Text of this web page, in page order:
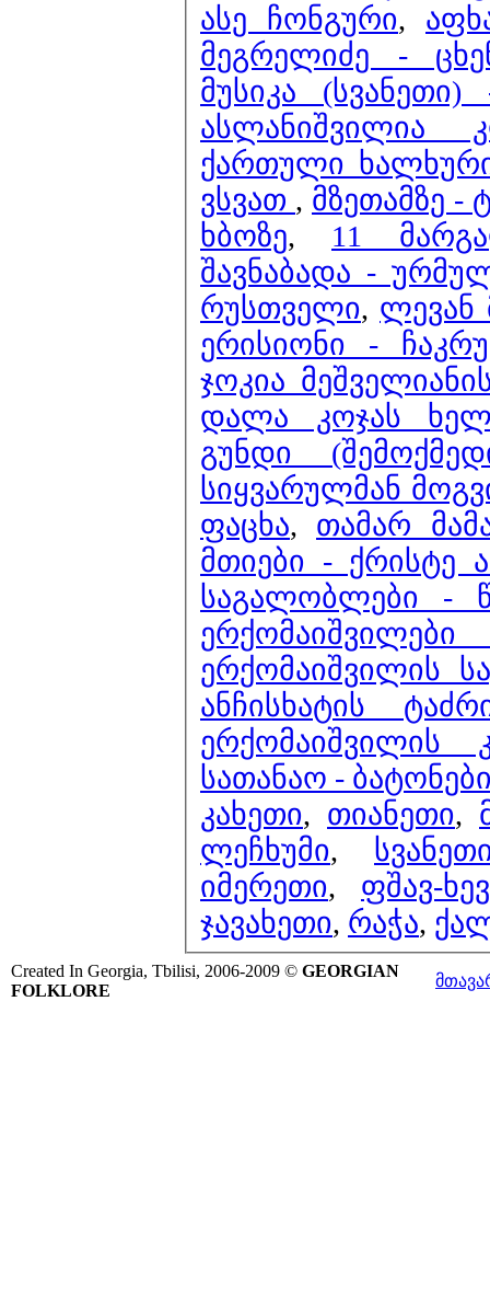
ასე ჩონგური,
მეგრელიძე -
მუსიკა
ასლანიშვილია
ქართული
ვსვათ , მზეთამზე -
ხბოზე, 11
შავნაბადა -
რუსთველი, ლევან
ერისიონი -
ჯოკია
დალა კოჯას
გუნდი
სიყვარულმან
ფაცხა, თამარ
მთიები - ქრისტე
საგალობლები -
ერქომაიშვილის
ანჩისხატის
სათანაო -
კახეთი, თიანეთი,
ლეჩხუმი,
იმერეთი, ფშავ-
ჯავახეთი, რაჭა,
Created In Georgia, Tbilisi, 2006-2009 © GEORGIAN
FOLKLORE